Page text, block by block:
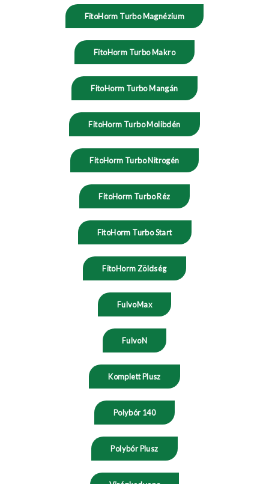
FitoHorm Turbo Magnézium
FitoHorm Turbo Makro
FitoHorm Turbo Mangán
FitoHorm Turbo Molibdén
FitoHorm Turbo Nitrogén
FitoHorm Turbo Réz
FitoHorm Turbo Start
FitoHorm Zöldség
FulvoMax
FulvoN
Komplett Plusz
Polybór 140
Polybór Plusz